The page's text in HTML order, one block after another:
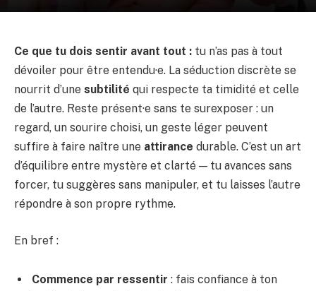
Ce que tu dois sentir avant tout : tu n’as pas à tout
dévoiler pour être entendu·e. La séduction discrète se
nourrit d’une subtilité qui respecte ta timidité et celle
de l’autre. Reste présent·e sans te surexposer : un
regard, un sourire choisi, un geste léger peuvent
suffire à faire naître une attirance durable. C’est un art
d’équilibre entre mystère et clarté — tu avances sans
forcer, tu suggères sans manipuler, et tu laisses l’autre
répondre à son propre rythme.
En bref :
Commence par ressentir : fais confiance à ton